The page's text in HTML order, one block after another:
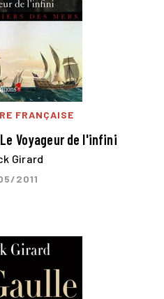
FRANÇAISE
Voyageur de l'infini
Girard
2011